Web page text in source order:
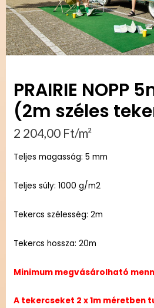
PRAIRIE NOPP
(2m széles
2 204,00 Ft/m²
Teljes magasság: 5 mm
Teljes súly: 1000 g/m2
Tekercs szélesség: 2m
Tekercs hossza: 20m
Minimum megvásárolható
A tekercseket 2 x 1m méretben